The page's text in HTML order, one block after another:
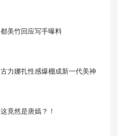
都美竹回应写手曝料
古力娜扎性感爆棚成新一代美神
这竟然是唐嫣？！